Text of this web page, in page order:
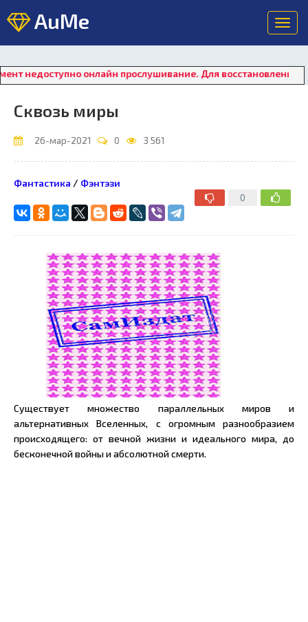
AuMe
онлайн прослушивание. Для восстановления работы
Сквозь миры
26-мар-2021 0 3 561
0
Фантастика / Фэнтэзи
Существует множество параллельных миров и
альтернативных Вселенных, с огромным разнообразием
происходящего: от вечной жизни и идеального мира, до
бесконечной войны и абсолютной смерти.